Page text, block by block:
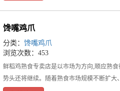
馋嘴鸡爪
分类： 馋嘴鸡爪
浏览次数：453
鲜稻鸡熟食专卖店是以市场为方向,顺应熟
势头还将继续。随着熟食市场规模不断扩大